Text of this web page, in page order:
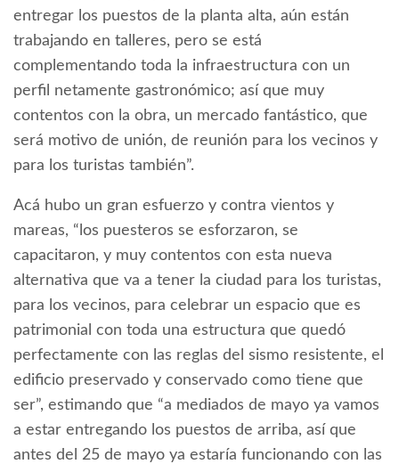
entregar los puestos de la planta alta, aún están
trabajando en talleres, pero se está
complementando toda la infraestructura con un
perfil netamente gastronómico; así que muy
contentos con la obra, un mercado fantástico, que
será motivo de unión, de reunión para los vecinos y
para los turistas también”.
Acá hubo un gran esfuerzo y contra vientos y
mareas, “los puesteros se esforzaron, se
capacitaron, y muy contentos con esta nueva
alternativa que va a tener la ciudad para los turistas,
para los vecinos, para celebrar un espacio que es
patrimonial con toda una estructura que quedó
perfectamente con las reglas del sismo resistente, el
edificio preservado y conservado como tiene que
ser”, estimando que “a mediados de mayo ya vamos
a estar entregando los puestos de arriba, así que
antes del 25 de mayo ya estaría funcionando con las